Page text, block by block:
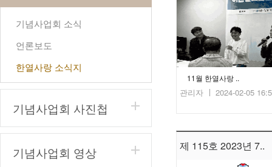
기념사업회 소식
언론보도
한열사랑 소식지
기념사업회 사진첩
기념사업회 영상
11월 한열사랑 ..
관리자 2024-02-05
제 115호 2023년 7..